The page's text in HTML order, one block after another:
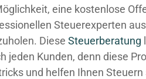
eine kostenlose
Steuerexperten
Diese Steuerberatung
jeden Kunden, denn diese
und helfen Ihnen Steuern